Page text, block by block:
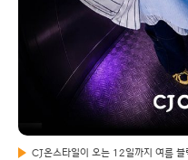
CJ온스타일이 오는 12일까지 여름 블